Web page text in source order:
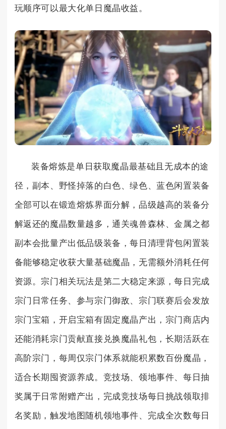
玩顺序可以最大化单日魔晶收益。
装备熔炼是单日获取魔晶最基础且无成本的途
径，副本、野怪掉落的白色、绿色、蓝色闲置装备
全部可以在锻造熔炼界面分解，品级越高的装备分
解返还的魔晶数量越多，通关魂兽森林、金属之都
副本会批量产出低品级装备，每日清理背包闲置装
备能够稳定收获大量基础魔晶，无需额外消耗任何
资源。宗门相关玩法是第二大稳定来源，每日完成
宗门日常任务、参与宗门御敌、宗门联赛后会发放
宗门宝箱，开启宝箱有固定魔晶产出，宗门商店内
还能消耗宗门贡献直接兑换魔晶礼包，长期活跃在
高阶宗门，每周仅宗门体系就能积累数百份魔晶，
适合长期囤资源养成。竞技场、领地事件、每日抽
奖属于日常附赠产出，完成竞技场每日挑战领取排
名奖励，触发地图随机领地事件、完成全次数每日